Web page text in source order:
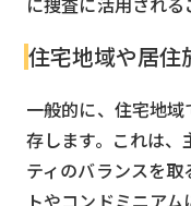
住宅地域や居住
一般的に、住宅地
存します。これは
ティのバランスを
トやコンドミニア